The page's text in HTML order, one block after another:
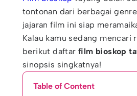
tontonan dari berbagai
jajaran film ini siap
Kalau kamu sedang
berikut daftar film bioskop
sinopsis singkatnya!
Table of Content